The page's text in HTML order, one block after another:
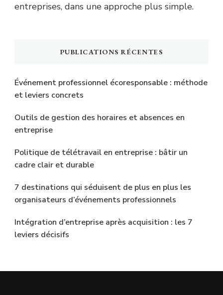
entreprises, dans une approche plus simple.
PUBLICATIONS RÉCENTES
Événement professionnel écoresponsable : méthode
et leviers concrets
Outils de gestion des horaires et absences en
entreprise
Politique de télétravail en entreprise : bâtir un
cadre clair et durable
7 destinations qui séduisent de plus en plus les
organisateurs d’événements professionnels
Intégration d’entreprise après acquisition : les 7
leviers décisifs